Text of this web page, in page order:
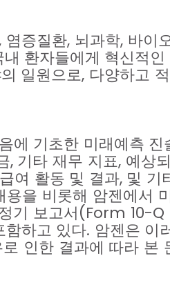
염증질환, 뇌과학, 바이
내 환자들에게 혁신적인
일원으로, 다양하고
에 기초한 미래예측 진
, 기타 재무 지표, 예상
급여 활동 및 결과, 및 기
용을 비롯해 암젠에서
기 보고서(Form 10-Q
함하고 있다. 암젠은 이
인한 결과에 따라 본